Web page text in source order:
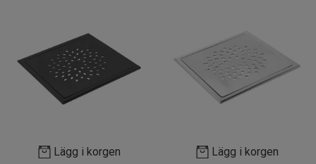
Lägg i korgen Lägg i korgen